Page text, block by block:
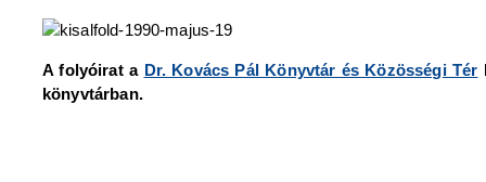
A folyóirat a Dr. Kovács Pál Könyvtár és Közösségi Tér
könyvtárban.